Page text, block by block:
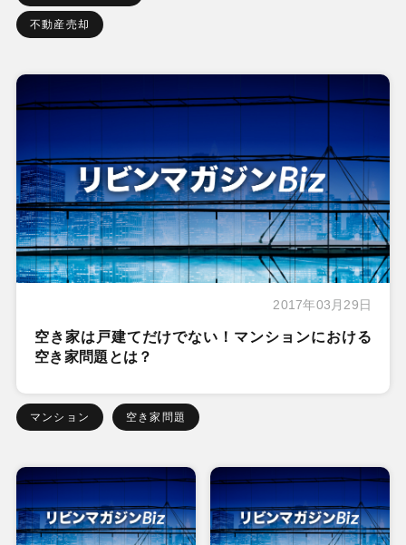
不動産売却
2017年03月29日
空き家は戸建てだけでない！マンションにおける
空き家問題とは？
マンション 空き家問題